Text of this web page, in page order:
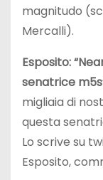
magnitudo
Mercalli).
Esposito:
senatrice
migliaia di
questa
Lo scrive su
Esposito,